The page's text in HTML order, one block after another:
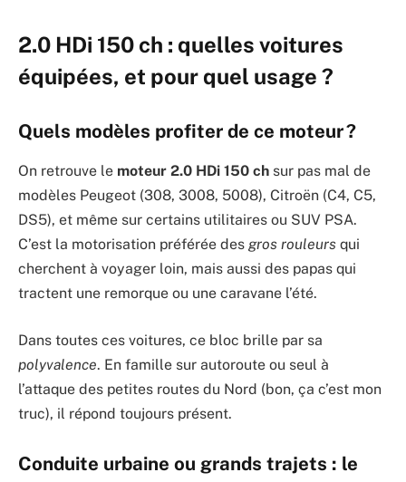
2.0 HDi 150 ch : quelles voitures
équipées, et pour quel usage ?
Quels modèles profiter de ce moteur ?
On retrouve le moteur 2.0 HDi 150 ch sur pas mal de
modèles Peugeot (308, 3008, 5008), Citroën (C4, C5,
DS5), et même sur certains utilitaires ou SUV PSA.
C’est la motorisation préférée des gros rouleurs qui
cherchent à voyager loin, mais aussi des papas qui
tractent une remorque ou une caravane l’été.
Dans toutes ces voitures, ce bloc brille par sa
polyvalence. En famille sur autoroute ou seul à
l’attaque des petites routes du Nord (bon, ça c’est mon
truc), il répond toujours présent.
Conduite urbaine ou grands trajets : le